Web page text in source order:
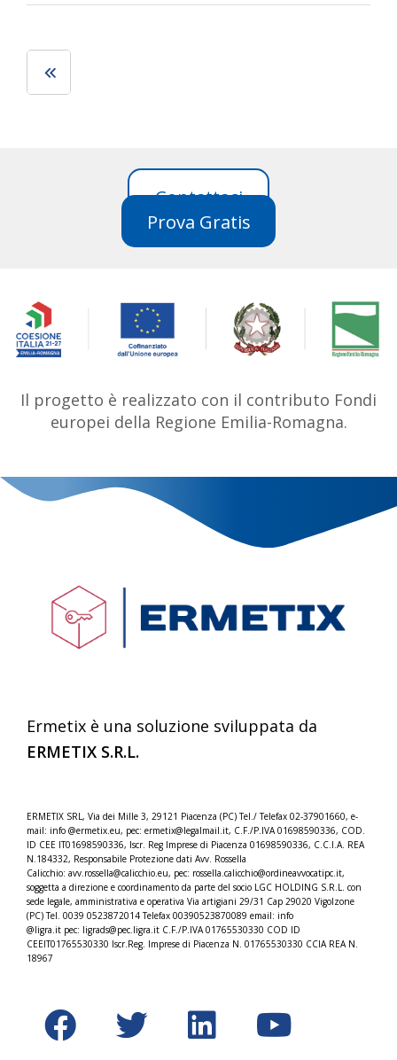
← Older posts
Contattaci
Prova Gratis
Il progetto è realizzato con il contributo Fondi
europei della Regione Emilia-Romagna.
Ermetix è una soluzione sviluppata da
ERMETIX S.R.L.
ERMETIX SRL, Via dei Mille 3, 29121 Piacenza (PC) Tel./Telefax 02-37901660, e-
mail: info @ermetix.eu, pec: ermetix@legalmail.it, C.F./P.IVA 01698590336, COD.
ID CEE IT01698590336, Iscr. Reg Imprese di Piacenza 01698590336, C.C.I.A. REA
N.184332, Responsabile Protezione dati Avv. Rossella
Calicchio: avv.rossella@calicchio.eu, pec: rossella.calicchio@ordineavvocatipc.it,
soggetta a direzione e coordinamento da parte del socio LGC HOLDING S.R.L. con
sede legale, amministrativa e operativa Via artigiani 29/31 Cap 29020 Vigolzone
(PC) Tel. 0039 0523872014 Telefax 00390523870089 email: info
@ligra.it pec: ligrads@pec.ligra.it C.F./P.IVA 01765530330 COD ID
CEEIT01765530330 Iscr.Reg. Imprese di Piacenza N. 01765530330 CCIA REA N.
18967